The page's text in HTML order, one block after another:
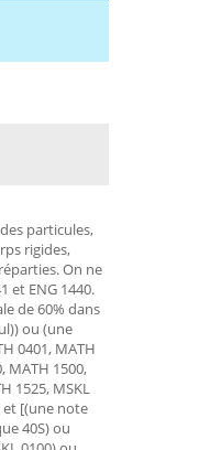
particules,
rigides,
On ne
et ENG 1440.
de 60% dans
ou (une
0401, MATH
MATH 1500,
1525, MSKL
et [(une note
40S) ou